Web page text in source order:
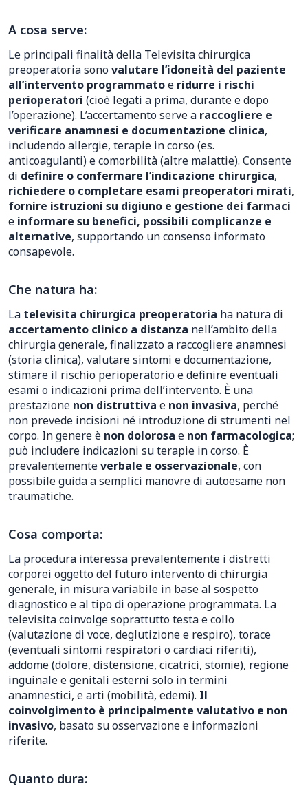
A cosa serve:
Le principali finalità della Televisita chirurgica
preoperatoria sonovalutare l’idoneità del paziente
all’intervento programmatoe ridurre i rischi
perioperatori (cioè legati a prima, durante e dopo
l’operazione). L’accertamento serve a raccogliere e
verificare anamnesi e documentazione clinica,
includendo allergie, terapie in corso (es.
anticoagulanti) e comorbilità (altre malattie). Consente
di definire o confermare l’indicazione chirurgica,
richiedere o completare esami preoperatori mirati,
fornire istruzioni su digiuno e gestione dei farmaci
e informare su benefici, possibili complicanze e
alternative, supportando un consenso informato
consapevole.
Che natura ha:
La televisita chirurgica preoperatoria ha natura di
accertamento clinico a distanza nell’ambito della
chirurgia generale, finalizzato a raccogliere anamnesi
(storia clinica), valutare sintomi e documentazione,
stimare il rischio perioperatorio e definire eventuali
esami o indicazioni prima dell’intervento. È una
prestazione non distruttiva e non invasiva, perché
non prevede incisioni né introduzione di strumenti nel
corpo. In genere è non dolorosa e non farmacologica;
può includere indicazioni su terapie in corso. È
prevalentementeverbale e osservazionale, con
possibile guida a semplici manovre di autoesame non
traumatiche.
Cosa comporta:
La procedura interessa prevalentemente i distretti
corporei oggetto del futuro intervento di chirurgia
generale, in misura variabile in base al sospetto
diagnostico e al tipo di operazione programmata. La
televisita coinvolge soprattutto testa e collo
(valutazione di voce, deglutizione e respiro), torace
(eventuali sintomi respiratori o cardiaci riferiti),
addome (dolore, distensione, cicatrici, stomie), regione
inguinale e genitali esterni solo in termini
anamnestici, e arti (mobilità, edemi). Il
coinvolgimento è principalmente valutativo e non
invasivo, basato su osservazione e informazioni
riferite.
Quanto dura: